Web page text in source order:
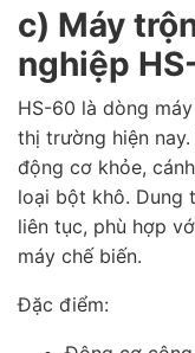
c) Máy
nghiệp
HS-60 là dòng
thị trường hiện
động cơ khỏe,
loại bột khô. Dung
liên tục, phù hợp
máy chế biến.
Đặc điểm: